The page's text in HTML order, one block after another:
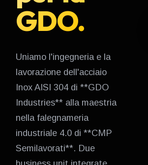
GDO.
Uniamo l'ingegneria e la
lavorazione dell'acciaio
Inox AISI 304 di **GDO
Industries** alla maestria
nella falegnameria
industriale 4.0 di **CMP
Semilavorati**. Due